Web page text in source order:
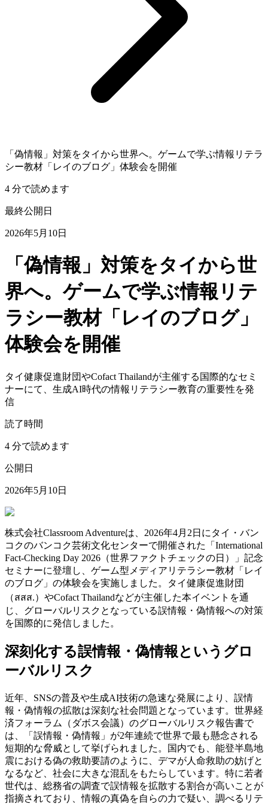
「偽情報」対策をタイから世界へ。ゲームで学ぶ情報リテラ
シー教材「レイのブログ」体験会を開催
4 分で読めます
最終公開日
2026年5月10日
「偽情報」対策をタイから世
界へ。ゲームで学ぶ情報リテ
ラシー教材「レイのブログ」
体験会を開催
タイ健康促進財団やCofact Thailandが主催する国際的なセミ
ナーにて、生成AI時代の情報リテラシー教育の重要性を発
信
読了時間
4 分で読めます
公開日
2026年5月10日
株式会社Classroom Adventureは、2026年4月2日にタイ・バン
コクのバンコク芸術文化センターで開催された「International
Fact-Checking Day 2026（世界ファクトチェックの日）」記念
セミナーに登壇し、ゲーム型メディアリテラシー教材「レイ
のブログ」の体験会を実施しました。タイ健康促進財団
（สสส.）やCofact Thailandなどが主催した本イベントを通
じ、グローバルリスクとなっている誤情報・偽情報への対策
を国際的に発信しました。
深刻化する誤情報・偽情報というグロ
ーバルリスク
近年、SNSの普及や生成AI技術の急速な発展により、誤情
報・偽情報の拡散は深刻な社会問題となっています。世界経
済フォーラム（ダボス会議）のグローバルリスク報告書で
は、「誤情報・偽情報」が2年連続で世界で最も懸念される
短期的な脅威として挙げられました。国内でも、能登半島地
震における偽の救助要請のように、デマが人命救助の妨げと
なるなど、社会に大きな混乱をもたらしています。特に若者
世代は、総務省の調査で誤情報を拡散する割合が高いことが
指摘されており、情報の真偽を自らの力で疑い、調べるリテ